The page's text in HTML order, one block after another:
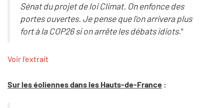
Sénat du projet de loi Climat. On enfonce des
portes ouvertes. Je pense que l'on arrivera plus
fort à la COP26 si on arrête les débats idiots."
Voir l'extrait
Sur les éoliennes dans les Hauts-de-France :